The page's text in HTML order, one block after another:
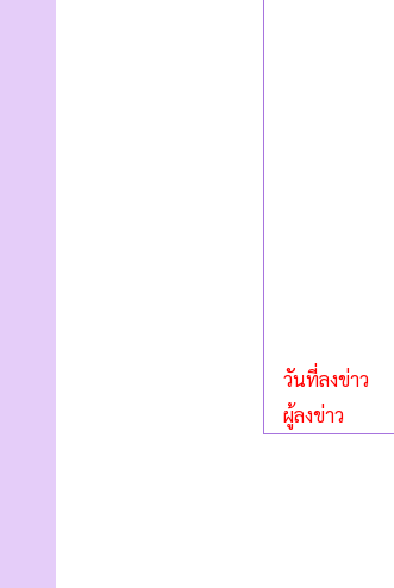
วันที่ลงข่าว
ผู้ลงข่าว